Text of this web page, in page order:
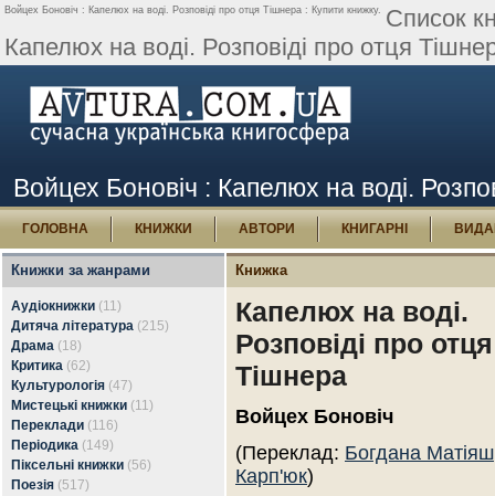
Войцех Боновіч : Капелюх на воді. Розповіді про отця Тішнера : Купити книжку. Список
Капелюх на воді. Розповіді про отця
Войцех Боновіч : Капелюх на воді.
ГОЛОВНА КНИЖКИ АВТОРИ КНИГАРНІ
Книжки за жанрами
Аудіокнижки (11)
Дитяча література (215)
Драма (18)
Критика (62)
Культурологія (47)
Мистецькі книжки (11)
Переклади (116)
Періодика (149)
Піксельні книжки (56)
Поезія (517)
Книжка
Капелюх на воді.
Розповіді про отця
Тішнера
Войцех Боновіч
(Переклад: Богдана Матіяш
Карп'юк)